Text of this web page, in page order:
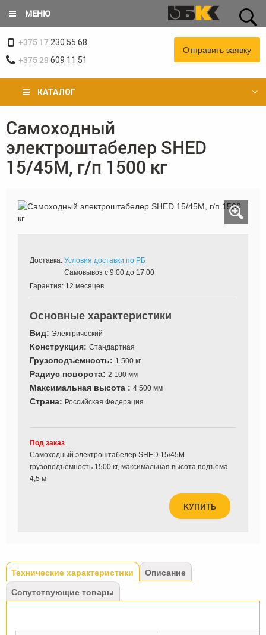
основному
содержанию
МЕНЮ
+375 17 230 55 68
+375 29 609 11 51
Отправить заявку
КАТАЛОГ
Вы
здесь
Cамоходный
электроштабелер SHED
15/45М, г/п 1500 кг
Доставка: Условия доставки по РБ
Самовывоз с 9:00 до 17:00
Гарантия: 12 месяцев
Основные характеристики
Вид: Электрический
Конструкция: Стандартная
Грузоподъемность: 1 500 кг
Радиус поворота: 2 100 мм
Максимальная высота : 4 500 мм
Страна: Российская Федерация
КУПИТЬ
Под заказ
Cамоходный электроштабелер SHED 15/45М
грузоподъемность 1500 кг, максимальная высота подъема
4,5 м
Tabs
Технические характеристики (активная
вкладка)
Описание
Сопутствующие товары